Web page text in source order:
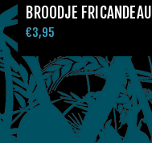
BROODJE FRICANDEAU
€3,95